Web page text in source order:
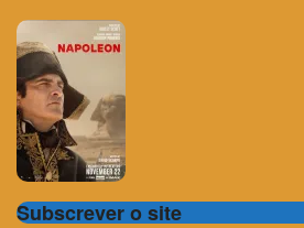
Subscrever o site